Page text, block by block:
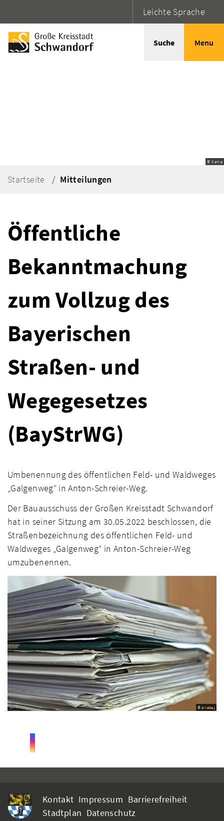
Leichte Sprache
Suche Menu
© Canva
Startseite Mitteilungen
Öffentliche
Bekanntmachung
zum Vollzug des
Bayerischen
Straßen- und
Wegegesetzes
(BayStrWG)
Umbenennung des öffentlichen Feld- und Waldweges
„Galgenweg“ in Anton-Schreier-Weg.
Der Bauausschuss der Großen Kreisstadt Schwandorf
hat in seiner Sitzung am 30.05.2022 beschlossen, die
Straßenbezeichnung des öffentlichen Feld- und
Waldweges „Galgenweg“ in Anton-Schreier-Weg
umzubenennen.
© pixabay
Kontakt Impressum Barrierefreiheit
Stadtplan Datenschutz